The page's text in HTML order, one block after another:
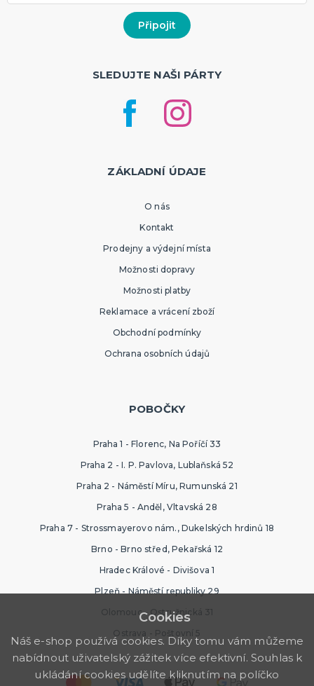
SLEDUJTE NAŠI PÁRTY
ZÁKLADNÍ ÚDAJE
O nás
Kontakt
Prodejny a výdejní místa
Možnosti dopravy
Možnosti platby
Reklamace a vrácení zboží
Obchodní podmínky
Ochrana osobních údajů
POBOČKY
Praha 1 - Florenc, Na Poříčí 33
Praha 2 - I. P. Pavlova, Lublaňská 52
Praha 2 - Náměstí Míru, Rumunská 21
Praha 5 - Anděl, Vltavská 28
Praha 7 - Strossmayerovo nám., Dukelských hrdinů 18
Brno - Brno střed, Pekařská 12
Hradec Králové - Divišova 1
Plzeň - Náměstí republiky 29
Olomouc - Ostružnická 31
Ostrava - Poštovní 5
Cookies
Náš e-shop používá cookies. Díky tomu vám můžeme
nabídnout uživatelský zážitek více efektivní. Souhlas k
ukládání cookies udělíte kliknutím na políčko